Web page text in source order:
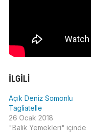
İLGILI
Açık Deniz Somonlu
Tagliatelle
26 Ocak 2018
"Balik Yemekleri" içinde